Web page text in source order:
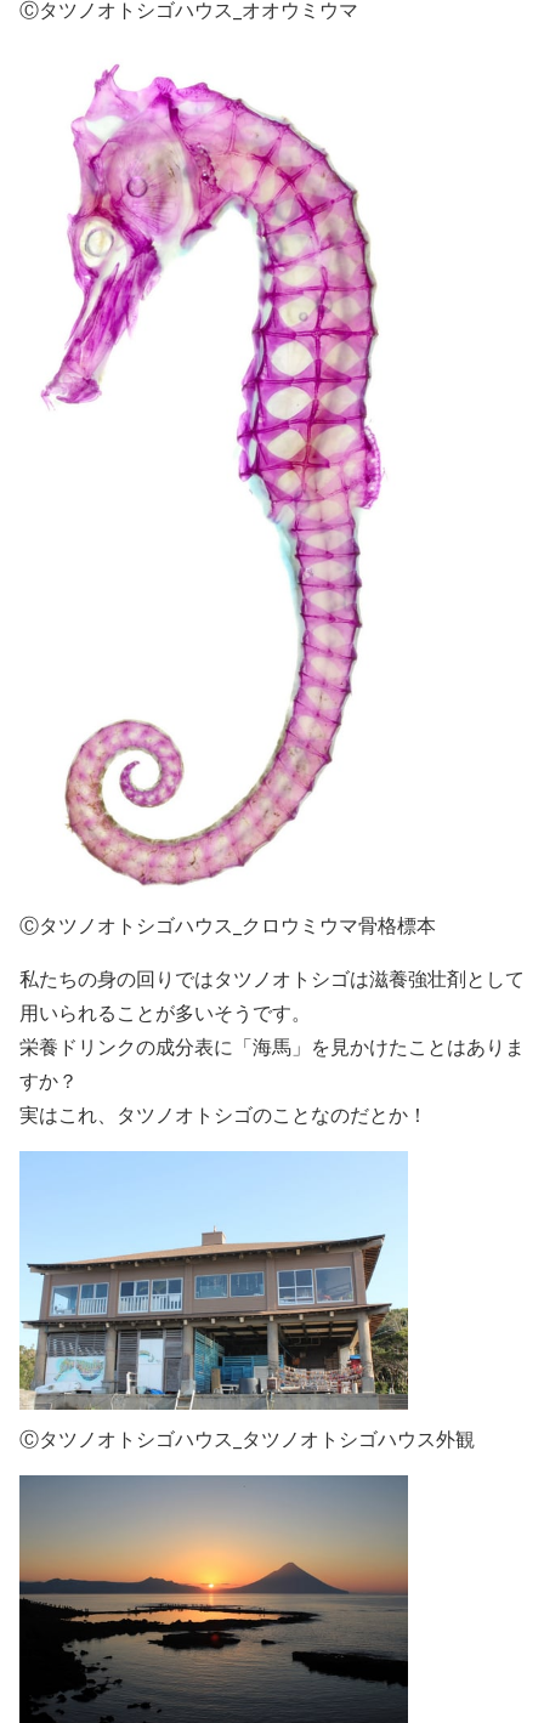
Ⓒタツノオトシゴハウス_オオウミウマ
Ⓒタツノオトシゴハウス_クロウミウマ骨格標本
私たちの身の回りではタツノオトシゴは滋養強壮剤として
用いられることが多いそうです。
栄養ドリンクの成分表に「海馬」を見かけたことはありま
すか？
実はこれ、タツノオトシゴのことなのだとか！
Ⓒタツノオトシゴハウス_タツノオトシゴハウス外観